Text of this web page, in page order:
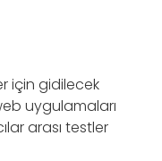
için gidilecek
uygulamaları
arası testler